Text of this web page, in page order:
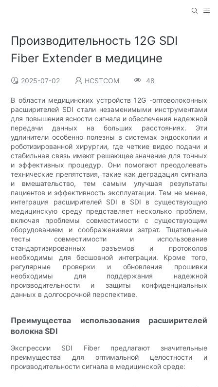
Производительность 12G SDI
Fiber Extender в медицине
2025-07-02 HCSTCOM 48
В области медицинских устройств 12G -оптоволоконных
расширителей SDI стали незаменимыми инструментами
для повышения ясности сигнала и обеспечения надежной
передачи данных на больших расстояниях. Эти
удлинители особенно полезны в системах эндоскопии и
роботизированной хирургии, где четкие видео подачи и
стабильная связь имеют решающее значение для точных
и эффективных процедур. Они помогают преодолевать
технические препятствия, такие как деградация сигнала
и вмешательство, тем самым улучшая результаты
пациентов и эффективность эксплуатации. Тем не менее,
интеграция расширителей SDI в SDI в существующую
медицинскую среду представляет несколько проблем,
включая проблемы совместимости с существующим
оборудованием и соображениями затрат. Тщательные
тесты совместимости и использование
стандартизированных разъемов и протоколов
необходимы для бесшовной интеграции. Кроме того,
регулярные проверки и обновления прошивки
необходимы для поддержания надежной
производительности и защиты конфиденциальных
данных в долгосрочной перспективе.
Преимущества использования расширителей
волокна SDI
Экспрессии SDI Fiber предлагают значительные
преимущества для оптимальной целостности и
производительности сигнала в медицинской среде: